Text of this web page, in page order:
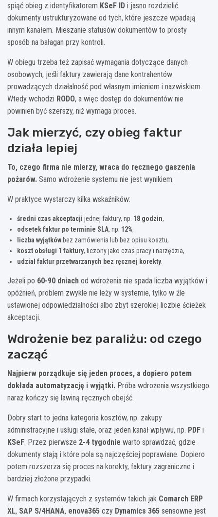
spiąć obieg z identyfikatorem KSeF ID i jasno rozdzielić
dokumenty ustrukturyzowane od tych, które jeszcze wpadają
innym kanałem. Mieszanie statusów dokumentów to prosty
sposób na bałagan przy kontroli.
W obiegu trzeba też zapisać wymagania dotyczące danych
osobowych, jeśli faktury zawierają dane kontrahentów
prowadzących działalność pod własnym imieniem i nazwiskiem.
Wtedy wchodzi RODO, a więc dostęp do dokumentów nie
powinien być szerszy, niż wymaga proces.
Jak mierzyć, czy obieg faktur
działa lepiej
To, czego firma nie mierzy, wraca do ręcznego gaszenia
pożarów. Samo wdrożenie systemu nie jest wynikiem.
W praktyce wystarczy kilka wskaźników:
średni czas akceptacji jednej faktury, np. 18 godzin,
odsetek faktur po terminie SLA, np. 12%,
liczba wyjątków bez zamówienia lub bez opisu kosztu,
koszt obsługi 1 faktury, liczony jako czas pracy i narzędzia,
udział faktur przetwarzanych bez ręcznej korekty.
Jeżeli po 60-90 dniach od wdrożenia nie spada liczba wyjątków i
opóźnień, problem zwykle nie leży w systemie, tylko w źle
ustawionej odpowiedzialności albo zbyt szerokiej liczbie ścieżek
akceptacji.
Wdrożenie bez paraliżu: od czego
zacząć
Najpierw porządkuje się jeden proces, a dopiero potem
dokłada automatyzację i wyjątki. Próba wdrożenia wszystkiego
naraz kończy się lawiną ręcznych obejść.
Dobry start to jedna kategoria kosztów, np. zakupy
administracyjne i usługi stałe, oraz jeden kanał wpływu, np. PDF i
KSeF. Przez pierwsze 2-4 tygodnie warto sprawdzać, gdzie
dokumenty stają i które pola są najczęściej poprawiane. Dopiero
potem rozszerza się proces na korekty, faktury zagraniczne i
bardziej złożone przypadki.
W firmach korzystających z systemów takich jak Comarch ERP
XL, SAP S/4HANA, enova365 czy Dynamics 365 sensowne jest